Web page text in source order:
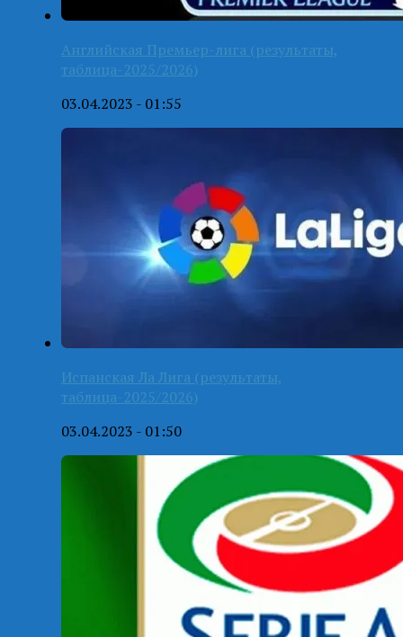
Английская Премьер-лига (результаты,
таблица-2025/2026)
03.04.2023 - 01:55
Испанская Ла Лига (результаты,
таблица-2025/2026)
03.04.2023 - 01:50